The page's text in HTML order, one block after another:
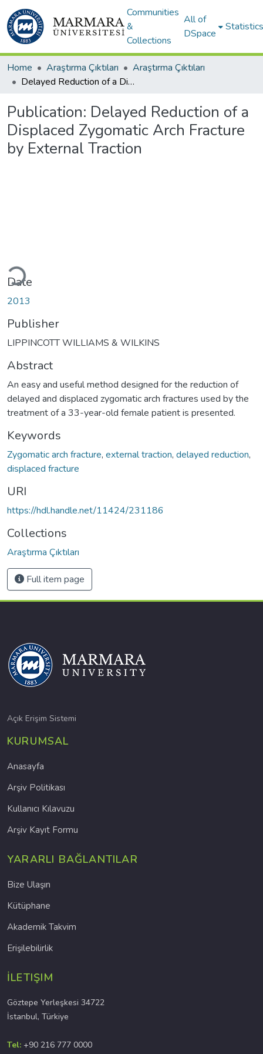
Communities
&
Collections
All of
DSpace
Statistics
Home Araştırma Çıktıları
Araştırma Çıktıları
Delayed Reduction of a Displaced Zygomatic Arch Fracture by External Traction
Publication: Delayed Reduction of a
Displaced Zygomatic Arch Fracture
by External Traction
Date
2013
Publisher
LIPPINCOTT WILLIAMS & WILKINS
Abstract
An easy and useful method designed for the reduction of
delayed and displaced zygomatic arch fractures used by the
treatment of a 33-year-old female patient is presented.
Keywords
Zygomatic arch fracture, external traction, delayed reduction,
displaced fracture
URI
https://hdl.handle.net/11424/231186
Collections
Araştırma Çıktıları
Full item page
Açık Erişim Sistemi
KURUMSAL
Anasayfa
Arşiv Politikası
Kullanıcı Kılavuzu
Arşiv Kayıt Formu
YARARLI BAĞLANTILAR
Bize Ulaşın
Kütüphane
Akademik Takvim
Erişilebilirlik
İLETIŞIM
Göztepe Yerleşkesi 34722
İstanbul, Türkiye
Tel: +90 216 777 0000